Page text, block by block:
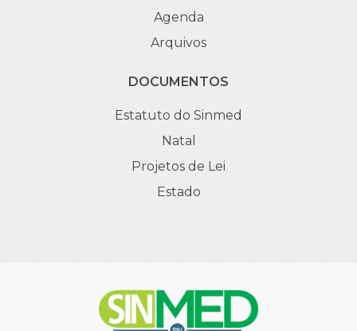
Agenda
Arquivos
DOCUMENTOS
Estatuto do Sinmed
Natal
Projetos de Lei
Estado